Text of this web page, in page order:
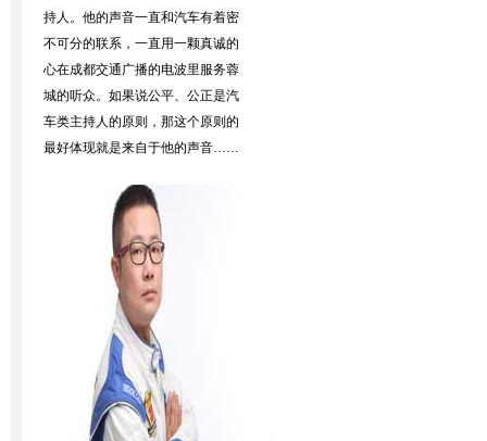
持人。他的声音一直和汽车有着密
不可分的联系，一直用一颗真诚的
心在成都交通广播的电波里服务蓉
城的听众。如果说公平、公正是汽
车类主持人的原则，那这个原则的
最好体现就是来自于他的声音……